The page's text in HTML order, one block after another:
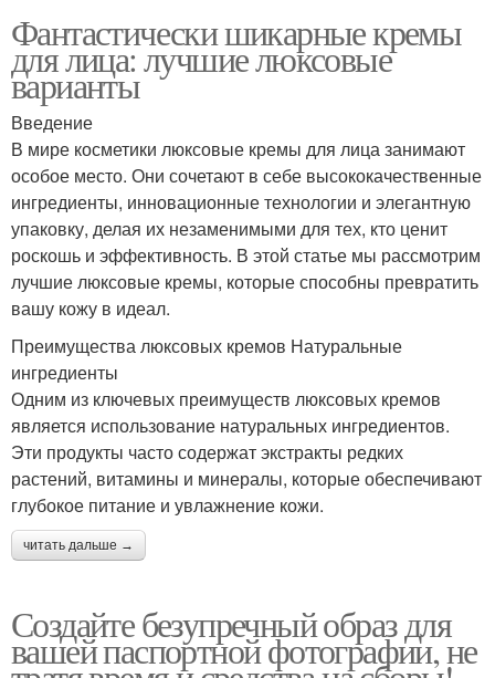
Фантастически шикарные кремы
для лица: лучшие люксовые
варианты
Введение
В мире косметики люксовые кремы для лица занимают
особое место. Они сочетают в себе высококачественные
ингредиенты, инновационные технологии и элегантную
упаковку, делая их незаменимыми для тех, кто ценит
роскошь и эффективность. В этой статье мы рассмотрим
лучшие люксовые кремы, которые способны превратить
вашу кожу в идеал.
Преимущества люксовых кремов Натуральные
ингредиенты
Одним из ключевых преимуществ люксовых кремов
является использование натуральных ингредиентов.
Эти продукты часто содержат экстракты редких
растений, витамины и минералы, которые обеспечивают
глубокое питание и увлажнение кожи.
читать дальше →
Создайте безупречный образ для
вашей паспортной фотографии, не